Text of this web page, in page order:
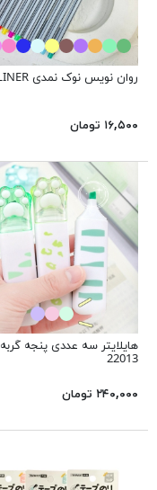
روان نویس نوک نمدی FINELINER
۱۶,۵۰۰ تومان
هایلایتر سه عددی پنجه گربه
22013
۲۴۰,۰۰۰ تومان